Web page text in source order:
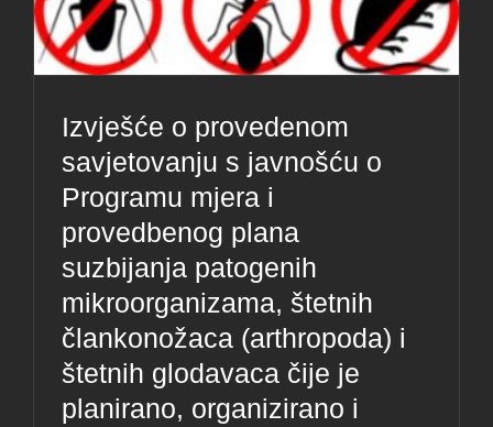
Izvješće o provedenom
savjetovanju s javnošću o
Programu mjera i
provedbenog plana
suzbijanja patogenih
mikroorganizama, štetnih
člankonožaca (arthropoda) i
štetnih glodavaca čije je
planirano, organizirano i